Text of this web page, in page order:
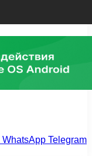
WhatsApp Telegram